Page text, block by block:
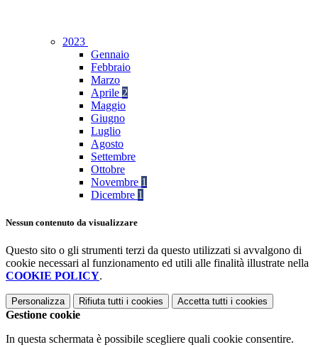
2023
Gennaio
Febbraio
Marzo
Aprile 2
Maggio
Giugno
Luglio
Agosto
Settembre
Ottobre
Novembre 1
Dicembre 1
Nessun contenuto da visualizzare
Questo sito o gli strumenti terzi da questo utilizzati si avvalgono di
cookie necessari al funzionamento ed utili alle finalità illustrate nella
COOKIE POLICY.
Personalizza Rifiuta tutti i cookies Accetta tutti i cookies
Gestione cookie
In questa schermata è possibile scegliere quali cookie consentire.